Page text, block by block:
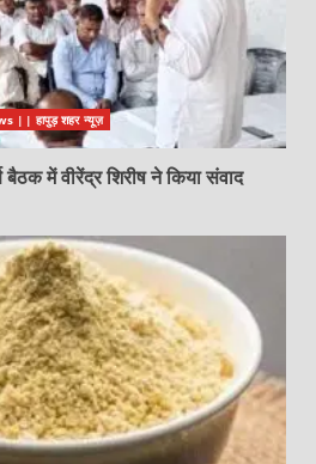
|| हापुड़ शहर न्यूज़
में वीरेंद्र शिरीष ने किया संवाद